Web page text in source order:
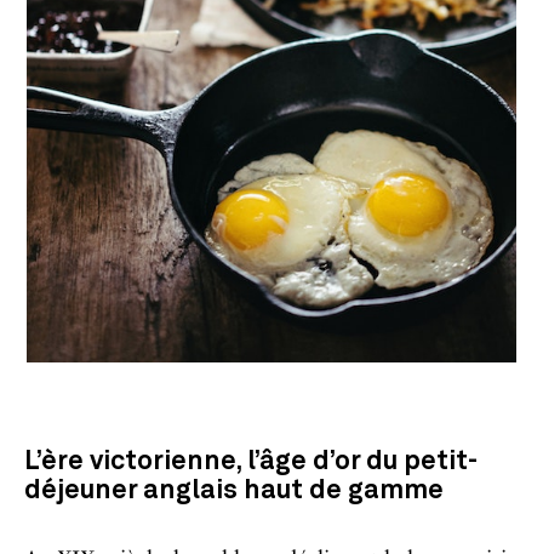
L’ère victorienne, l’âge d’or du petit-
déjeuner anglais haut de gamme